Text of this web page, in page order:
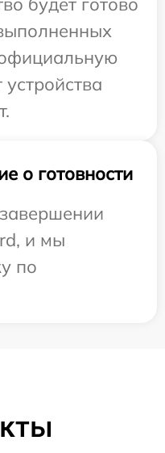
о готовности
и мы
по